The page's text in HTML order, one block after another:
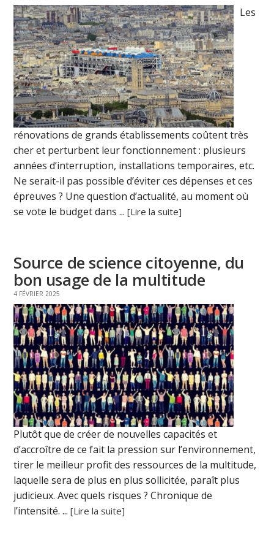
Les
rénovations de grands établissements coûtent très
cher et perturbent leur fonctionnement : plusieurs
années d’interruption, installations temporaires, etc.
Ne serait-il pas possible d’éviter ces dépenses et ces
épreuves ? Une question d’actualité, au moment où
se vote le budget dans ...[Lire la suite]
Source de science citoyenne, du
bon usage de la multitude
4 FÉVRIER 2025
Plutôt que de créer de nouvelles capacités et
d’accroître de ce fait la pression sur l’environnement,
tirer le meilleur profit des ressources de la multitude,
laquelle sera de plus en plus sollicitée, paraît plus
judicieux. Avec quels risques ? Chronique de
l’intensité. ...[Lire la suite]